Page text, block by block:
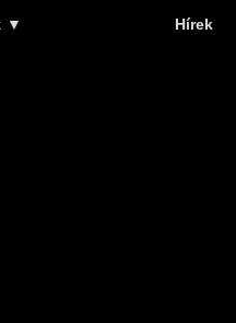
▼ Hírek